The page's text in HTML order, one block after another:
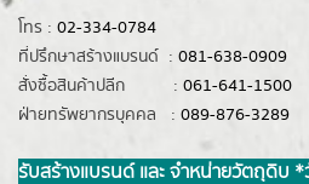
โทร : 02-334-0784
ที่ปรึกษาสร้างแบรนด์ : 081-638-0909
สั่งซื้อสินค้าปลีก : 061-641-1500
ฝ่ายทรัพยากรบุคคล : 089-876-3289
รับสร้างแบรนด์ และ จำหน่ายวัตถุดิบ